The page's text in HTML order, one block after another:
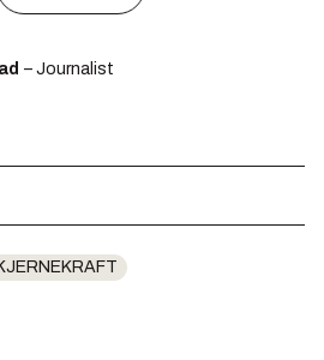
– Journalist